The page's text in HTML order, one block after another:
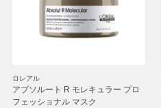
ロレアル
アブソルート R モレキュラー プロ
フェッショナル マスク